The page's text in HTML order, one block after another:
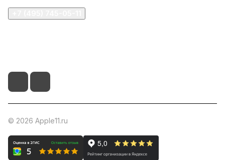
© 2026 Apple11.ru